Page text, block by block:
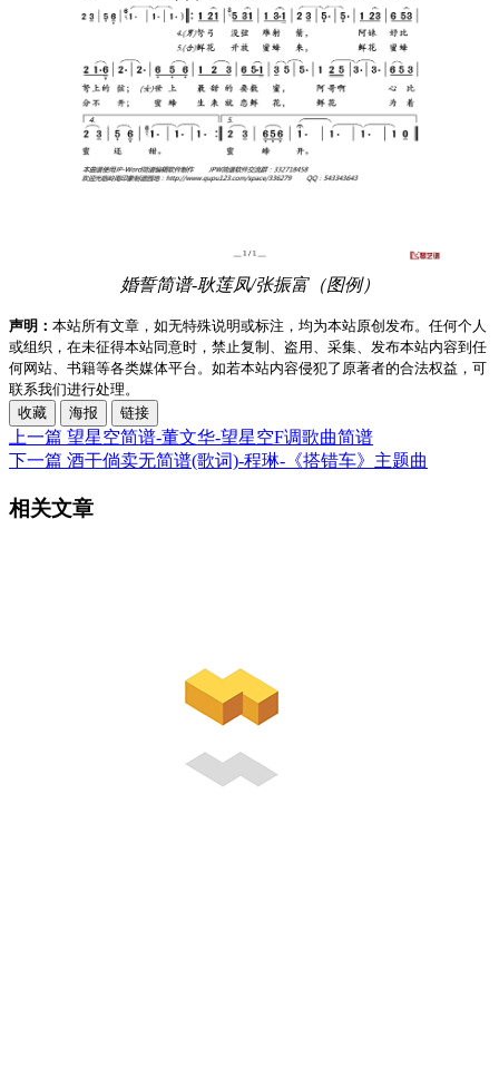
婚誓简谱-耿莲凤/张振富（图例）
声明： 本站所有文章，如无特殊说明或标注，均为本站原创发布。任何个人
或组织，在未征得本站同意时，禁止复制、盗用、采集、发布本站内容到任
何网站、书籍等各类媒体平台。如若本站内容侵犯了原著者的合法权益，可
联系我们进行处理。
收藏
海报 链接
上一篇 望星空简谱-董文华-望星空F调歌曲简谱
下一篇 酒干倘卖无简谱(歌词)-程琳-《搭错车》主题曲
相关文章